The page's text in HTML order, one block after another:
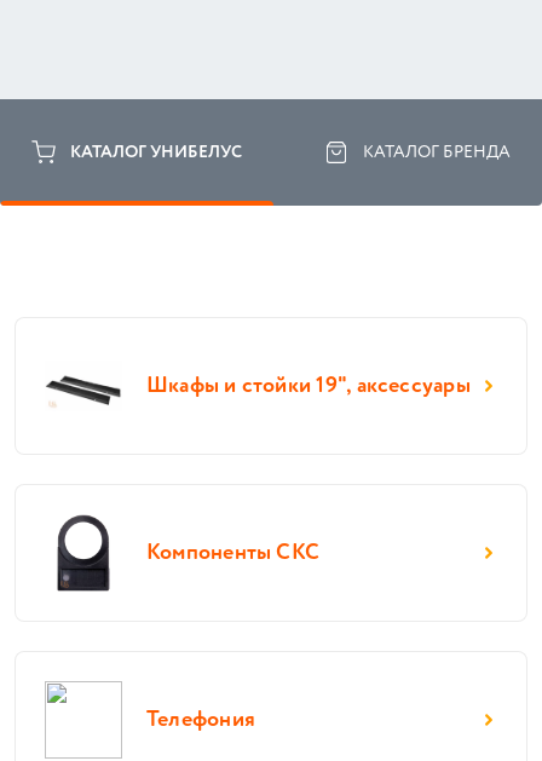
КАТАЛОГ УНИБЕЛУС КАТАЛОГ БРЕНДА
Шкафы и стойки 19", аксессуары
Компоненты СКС
Телефония